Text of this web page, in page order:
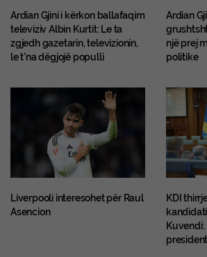
Ardian Gjini i kërkon ballafaqim
televiziv Albin Kurtit: Le ta
zgjedh gazetarin, televizionin,
le t’na dëgjojë populli
Ardian
një prej
politike
Liverpooli interesohet për Raul
Asencion
KDI